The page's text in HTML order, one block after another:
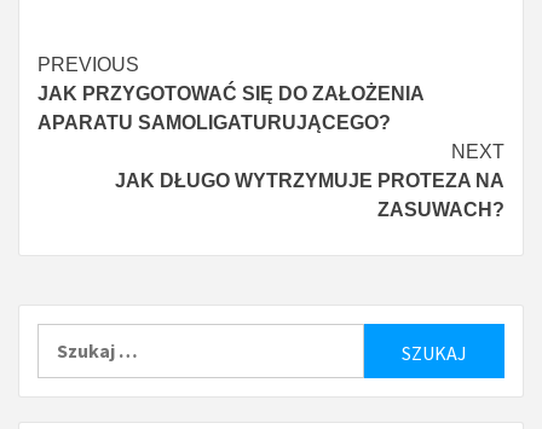
Continue
Reading
PREVIOUS
JAK PRZYGOTOWAĆ SIĘ DO ZAŁOŻENIA
APARATU SAMOLIGATURUJĄCEGO?
NEXT
JAK DŁUGO WYTRZYMUJE PROTEZA NA
ZASUWACH?